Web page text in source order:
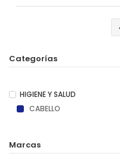
Categorías
HIGIENE Y SALUD
CABELLO
Marcas